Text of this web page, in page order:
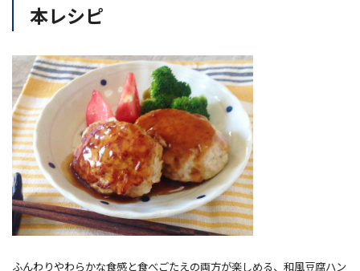
本レシピ
ふんわりやわらかな食感と食べごたえの両方が楽しめる、和風豆腐ハン